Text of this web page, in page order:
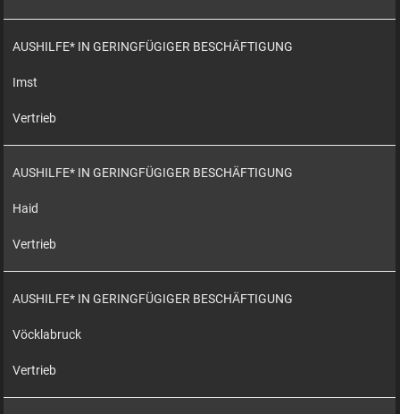
AUSHILFE* IN GERINGFÜGIGER BESCHÄFTIGUNG
Imst
Vertrieb
AUSHILFE* IN GERINGFÜGIGER BESCHÄFTIGUNG
Haid
Vertrieb
AUSHILFE* IN GERINGFÜGIGER BESCHÄFTIGUNG
Vöcklabruck
Vertrieb